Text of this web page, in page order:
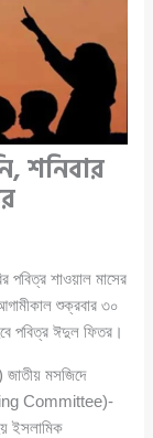
শনিবার
পবিত্র শাওয়াল মাসের
শুক্রবার ৩০
পবিত্র ঈদুল ফিতর।
মসজিদে
Committee)-
ইসলামিক